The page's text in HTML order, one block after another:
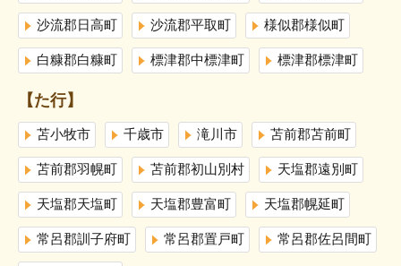
沙流郡日高町 沙流郡平取町 様似郡様似町
白糠郡白糠町 標津郡中標津町 標津郡標津町
【た行】
苫小牧市 千歳市 滝川市 苫前郡苫前町
苫前郡羽幌町 苫前郡初山別村 天塩郡遠別町
天塩郡天塩町 天塩郡豊富町 天塩郡幌延町
常呂郡訓子府町 常呂郡置戸町 常呂郡佐呂間町